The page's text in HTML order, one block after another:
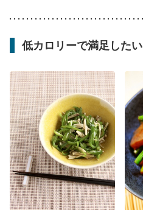
低カロリーで満足したい